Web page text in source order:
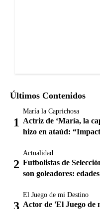
Últimos Contenidos
María la Caprichosa
Actriz de ‘María, la
hizo en ataúd:
Actualidad
Futbolistas de
son goleadores:
El Juego de mi Destino
Actor de 'El Juego de